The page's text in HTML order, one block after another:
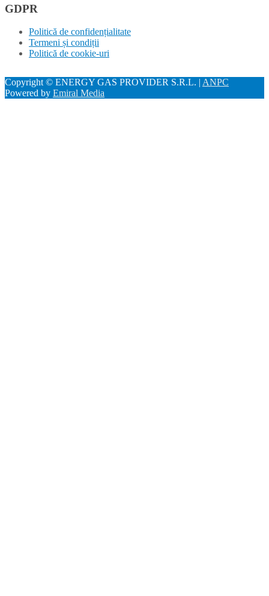
GDPR
Politică de confidențialitate
Termeni și condiții
Politică de cookie-uri
Copyright © ENERGY GAS PROVIDER S.R.L. | ANPC
Powered by Emiral Media